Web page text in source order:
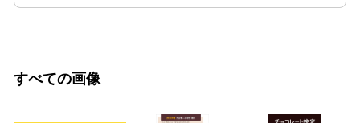
すべての画像